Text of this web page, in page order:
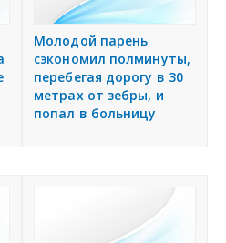
Молодой парень
сэкономил полминуты,
перебегая дорогу в 30
метрах от зебры, и
попал в больницу